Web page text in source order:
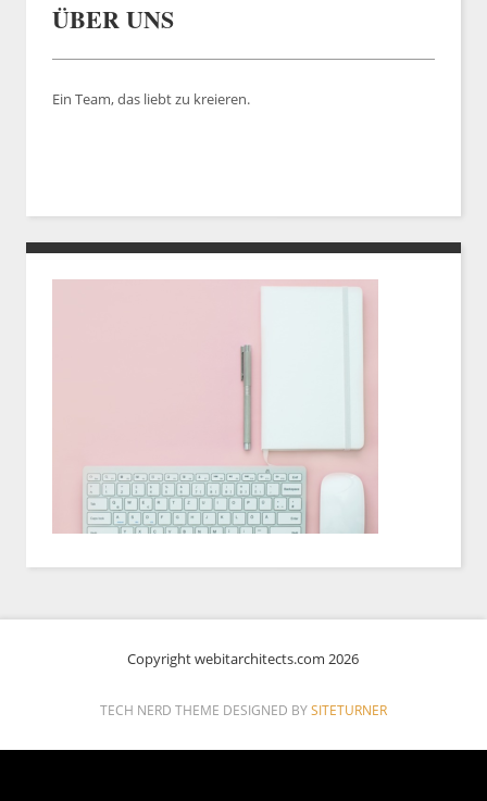
ÜBER UNS
Ein Team, das liebt zu kreieren.
Copyright webitarchitects.com 2026
TECH NERD THEME DESIGNED BY SITETURNER